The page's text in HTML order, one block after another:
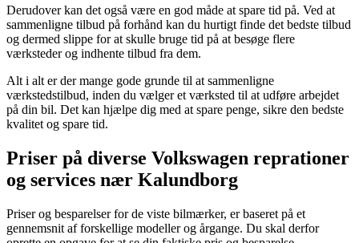
Derudover kan det også være en god måde at spare tid på. Ved at
sammenligne tilbud på forhånd kan du hurtigt finde det bedste tilbud
og dermed slippe for at skulle bruge tid på at besøge flere
værksteder og indhente tilbud fra dem.
Alt i alt er der mange gode grunde til at sammenligne
værkstedstilbud, inden du vælger et værksted til at udføre arbejdet
på din bil. Det kan hjælpe dig med at spare penge, sikre den bedste
kvalitet og spare tid.
Priser på diverse Volkswagen reprationer
og services nær Kalundborg
Priser og besparelser for de viste bilmærker, er baseret på et
gennemsnit af forskellige modeller og årgange. Du skal derfor